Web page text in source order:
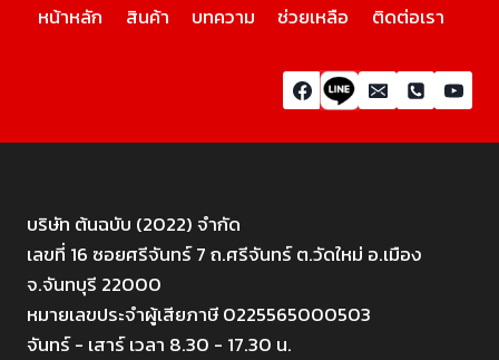
หน้าหลัก สินค้า บทความ ช่วยเหลือ ติดต่อเรา
บริษัท ต้นฉบับ (2022) จำกัด
เลขที่ 16 ซอยศรีจันทร์ 7 ถ.ศรีจันทร์ ต.วัดใหม่ อ.เมือง
จ.จันทบุรี 22000
หมายเลขประจำผู้เสียภาษี 0225565000503
จันทร์ - เสาร์ เวลา 8.30 - 17.30 น.